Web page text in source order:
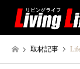
取材記事